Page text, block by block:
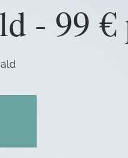
- 99 €